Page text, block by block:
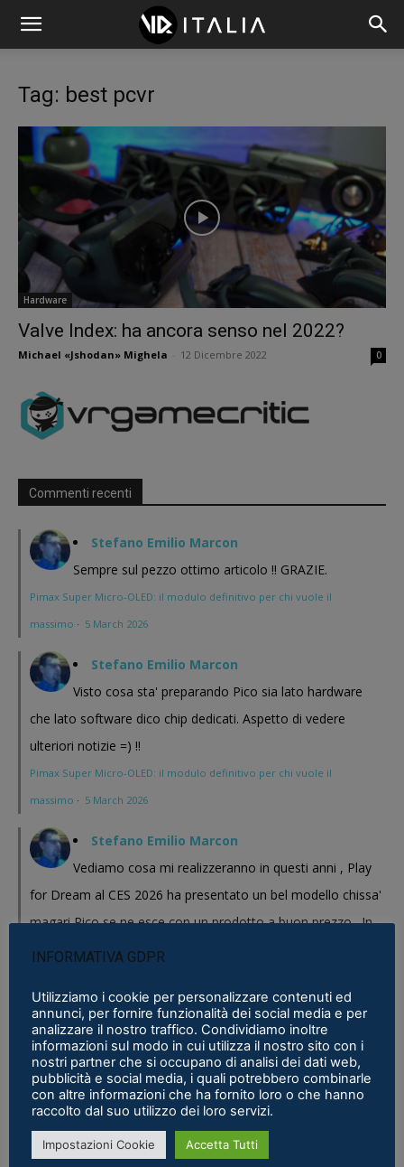
Tag: best pcvr
Hardware
Valve Index: ha ancora senso nel 2022?
Michael «Jshodan» Mighela 12 Dicembre 2022 0
Commenti recenti
Stefano Emilio Marcon
Sempre sul pezzo ottimo articolo !! GRAZIE.
Pimax Super Micro-OLED: il modulo definitivo per chi vuole il
massimo · 5 March 2026
Stefano Emilio Marcon
Visto cosa sta' preparando Pico sia lato hardware
che lato software dico chip dedicati. Aspetto di vedere
ulteriori notizie =) !!
Pimax Super Micro-OLED: il modulo definitivo per chi vuole il
massimo · 5 March 2026
Stefano Emilio Marcon
Vediamo cosa mi realizzeranno in questi anni , Play
for Dream al CES 2026 ha presentato un bel modello chissa'
magari Pico se ne esce con un prodotto a buon prezzo . In
sostanza i prodotti cinesi...
Quest - VR ITALIA·25 February 2026
Fabio
Se fosse disponibile lo prenderei al volo
Samsung Galaxy XR è realtà, ma ne avevamo bisogno? ·16 January 2026
Eric Marcus
INFORMATIVA GDPR
Utilizziamo i cookie per personalizzare contenuti ed
annunci, per fornire funzionalità dei social media e per
analizzare il nostro traffico. Condividiamo inoltre
informazioni sul modo in cui utilizza il nostro sito con i
nostri partner che si occupano di analisi dei dati web,
pubblicità e social media, i quali potrebbero combinarle
con altre informazioni che ha fornito loro o che hanno
raccolto dal suo utilizzo dei loro servizi.
Impostazioni Cookie Accetta Tutti